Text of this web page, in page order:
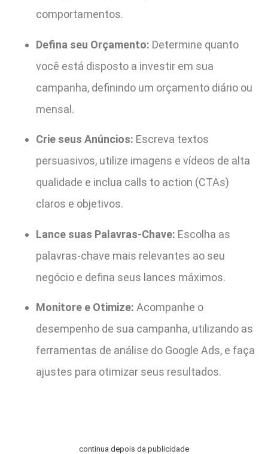
comportamentos.
Defina seu Orçamento: Determine quanto
você está disposto a investir em sua
campanha, definindo um orçamento diário ou
mensal.
Crie seus Anúncios: Escreva textos
persuasivos, utilize imagens e vídeos de alta
qualidade e inclua calls to action (CTAs)
claros e objetivos.
Lance suas Palavras-Chave: Escolha as
palavras-chave mais relevantes ao seu
negócio e defina seus lances máximos.
Monitore e Otimize: Acompanhe o
desempenho de sua campanha, utilizando as
ferramentas de análise do Google Ads, e faça
ajustes para otimizar seus resultados.
continua depois da publicidade